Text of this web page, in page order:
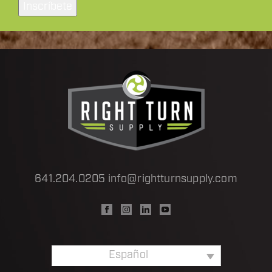
electrónico
a*
641.204.0205 info@rightturnsupply.com
Español